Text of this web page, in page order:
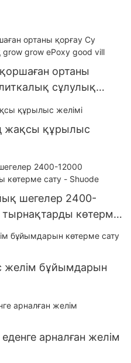
ортаны
сұлулық
жақсы құрылыс
шегелер 2400-
көтерме
желім бұйымдарын
арналған желім